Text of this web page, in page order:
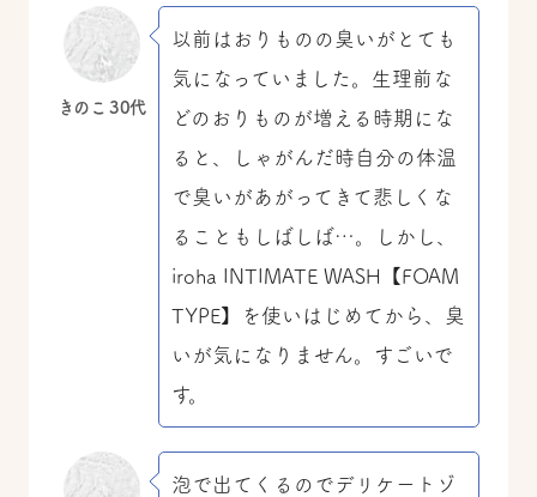
きのこ 30代
以前はおりものの臭いがとても
気になっていました。生理前な
どのおりものが増える時期にな
ると、しゃがんだ時自分の体温
で臭いがあがってきて悲しくな
ることもしばしば…。しかし、
iroha INTIMATE WASH【FOAM
TYPE】を使いはじめてから、臭
いが気になりません。すごいで
す。
泡で出てくるのでデリケートゾ